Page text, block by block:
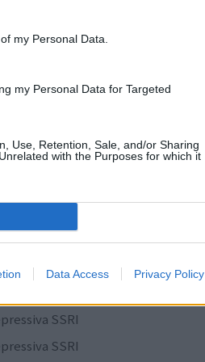
my Personal Data.
my Personal Data for Targeted
Use, Retention, Sale, and/or Sharing
with the Purposes for which it
Data Access Privacy Policy
bijwerkingen
die er ook bij schijnen
e.d. Ik ben morgen klaar
0 reacties
SSRI
SSRI